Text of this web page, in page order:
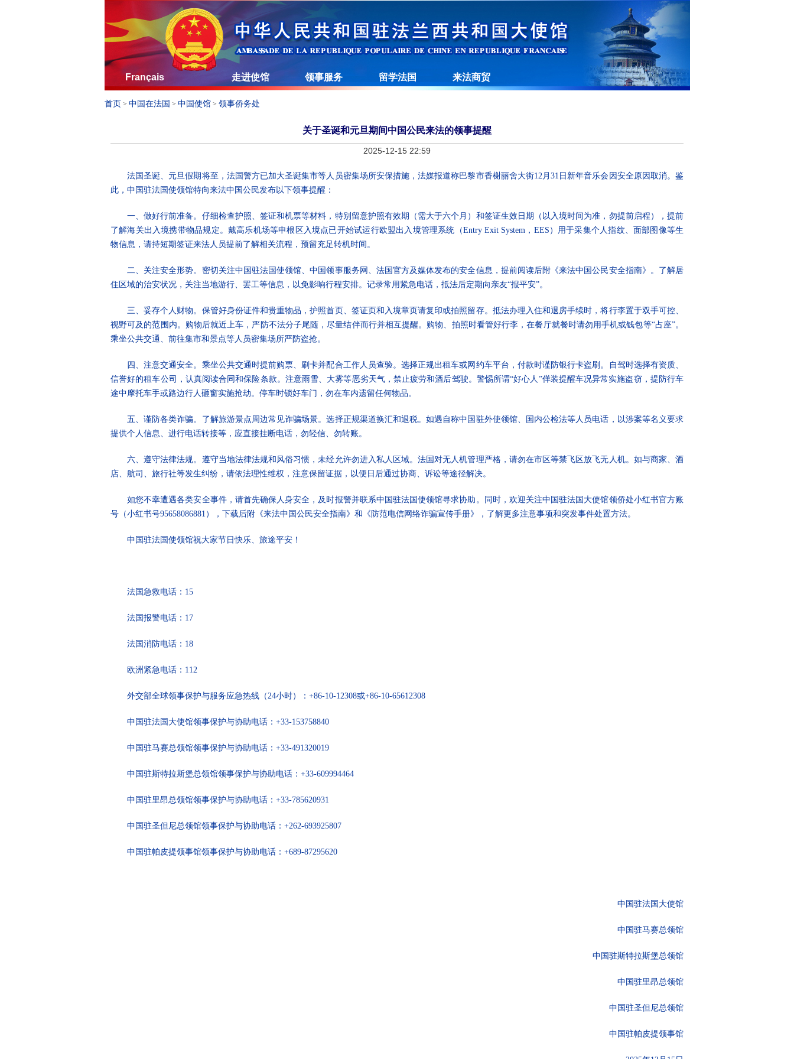
Français 走进使馆 领事服务 留学法国 来法商贸
首页 > 中国在法国 > 中国使馆> 领事侨务处
关于圣诞和元旦期间中国公民来法的领事提醒
2025-12-15 22:59
法国圣诞、元旦假期将至，法国警方已加大圣诞集市等人员密集场所安保措施，法媒报道称巴黎市香榭丽舍大街12月31日新年音乐会因安全原因取消。鉴
此，中国驻法国使领馆特向来法中国公民发布以下领事提醒：
一、做好行前准备。仔细检查护照、签证和机票等材料，特别留意护照有效期（需大于六个月）和签证生效日期（以入境时间为准，勿提前启程），提前
了解海关出入境携带物品规定。戴高乐机场等申根区入境点已开始试运行欧盟出入境管理系统（Entry Exit System，EES）用于采集个人指纹、面部图像等生
物信息，请持短期签证来法人员提前了解相关流程，预留充足转机时间。
二、关注安全形势。密切关注中国驻法国使领馆、中国领事服务网、法国官方及媒体发布的安全信息，提前阅读后附《来法中国公民安全指南》。了解居
住区域的治安状况，关注当地游行、罢工等信息，以免影响行程安排。记录常用紧急电话，抵法后定期向亲友“报平安”。
三、妥存个人财物。保管好身份证件和贵重物品，护照首页、签证页和入境章页请复印或拍照留存。抵法办理入住和退房手续时，将行李置于双手可控、
视野可及的范围内。购物后就近上车，严防不法分子尾随，尽量结伴而行并相互提醒。购物、拍照时看管好行李，在餐厅就餐时请勿用手机或钱包等“占座”。
乘坐公共交通、前往集市和景点等人员密集场所严防盗抢。
四、注意交通安全。乘坐公共交通时提前购票、刷卡并配合工作人员查验。选择正规出租车或网约车平台，付款时谨防银行卡盗刷。自驾时选择有资质、
信誉好的租车公司，认真阅读合同和保险条款。注意雨雪、大雾等恶劣天气，禁止疲劳和酒后驾驶。警惕所谓“好心人”佯装提醒车况异常实施盗窃，提防行车
途中摩托车手或路边行人砸窗实施抢劫。停车时锁好车门，勿在车内遗留任何物品。
五、谨防各类诈骗。了解旅游景点周边常见诈骗场景。选择正规渠道换汇和退税。如遇自称中国驻外使领馆、国内公检法等人员电话，以涉案等名义要求
提供个人信息、进行电话转接等，应直接挂断电话，勿轻信、勿转账。
六、遵守法律法规。遵守当地法律法规和风俗习惯，未经允许勿进入私人区域。法国对无人机管理严格，请勿在市区等禁飞区放飞无人机。如与商家、酒
店、航司、旅行社等发生纠纷，请依法理性维权，注意保留证据，以便日后通过协商、诉讼等途径解决。
如您不幸遭遇各类安全事件，请首先确保人身安全，及时报警并联系中国驻法国使领馆寻求协助。同时，欢迎关注中国驻法国大使馆领侨处小红书官方账
号（小红书号95658086881），下载后附《来法中国公民安全指南》和《防范电信网络诈骗宣传手册》，了解更多注意事项和突发事件处置方法。
中国驻法国使领馆祝大家节日快乐、旅途平安！
法国急救电话：15
法国报警电话：17
法国消防电话：18
欧洲紧急电话：112
外交部全球领事保护与服务应急热线（24小时）：+86-10-12308或+86-10-65612308
中国驻法国大使馆领事保护与协助电话：+33-153758840
中国驻马赛总领馆领事保护与协助电话：+33-491320019
中国驻斯特拉斯堡总领馆领事保护与协助电话：+33-609994464
中国驻里昂总领馆领事保护与协助电话：+33-785620931
中国驻圣但尼总领馆领事保护与协助电话：+262-693925807
中国驻帕皮提领事馆领事保护与协助电话：+689-87295620
中国驻法国大使馆
中国驻马赛总领馆
中国驻斯特拉斯堡总领馆
中国驻里昂总领馆
中国驻圣但尼总领馆
中国驻帕皮提领事馆